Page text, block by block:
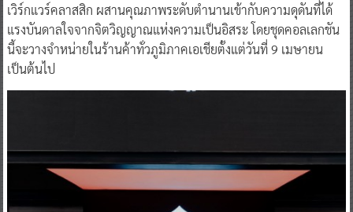
เวิร์กแวร์คลาสสิก ผสานคุณภาพระดับตำนานเข้ากับความดุดันที่ได้
แรงบันดาลใจจากจิตวิญญาณแห่งความเป็นอิสระ โดยชุดคอลเลกชัน
นี้จะวางจำหน่ายในร้านค้าทั่วภูมิภาคเอเชียตั้งแต่วันที่ 9 เมษายน
เป็นต้นไป